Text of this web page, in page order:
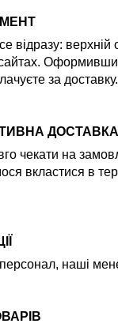
відразу: верхній
за доставку.
ДОСТАВКА
чекати на
вкластися в
наші